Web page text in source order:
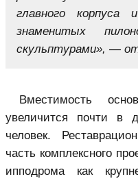
главного корпуса
знаменитых
скульптурами», —
Вместимость
увеличится почти
человек.
часть комплексного
ипподрома как